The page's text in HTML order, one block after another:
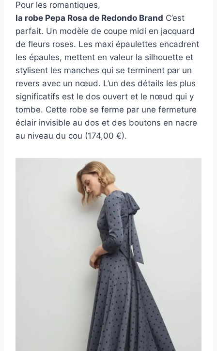
Pour les romantiques,
la robe Pepa Rosa de Redondo Brand C’est
parfait. Un modèle de coupe midi en jacquard
de fleurs roses. Les maxi épaulettes encadrent
les épaules, mettent en valeur la silhouette et
stylisent les manches qui se terminent par un
revers avec un nœud. L’un des détails les plus
significatifs est le dos ouvert et le nœud qui y
tombe. Cette robe se ferme par une fermeture
éclair invisible au dos et des boutons en nacre
au niveau du cou (174,00 €).